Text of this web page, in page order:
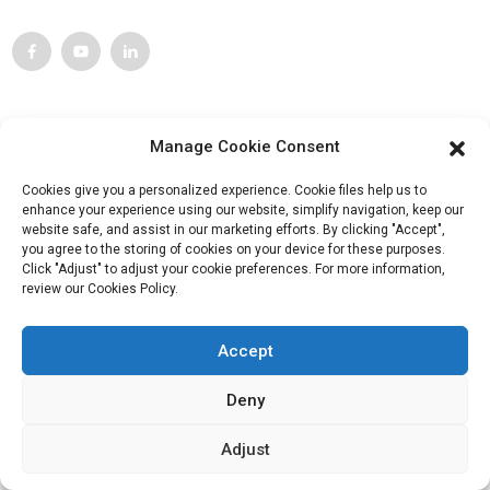
Produits
Visite de l'usine
À propos de nous
Informations De Contact
Bloc B-29, Parc d'innovation VanYang Crowd, n° 1, rue
ShuangYang, ville de YangQiao, district de BoLuo, ville de
Manage Cookie Consent
Cookies give you a personalized experience. Cookie files help us to
enhance your experience using our website, simplify navigation, keep our
website safe, and assist in our marketing efforts. By clicking "Accept",
you agree to the storing of cookies on your device for these purposes.
Click "Adjust" to adjust your cookie preferences. For more information,
review our Cookies Policy.
Accept
Deny
Adjust